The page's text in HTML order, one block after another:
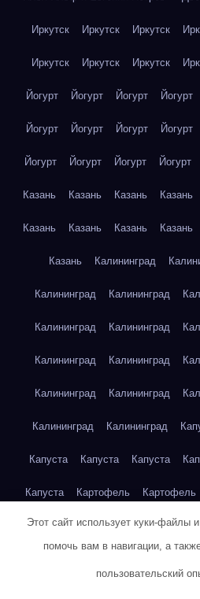
Иркутск Иркутск Иркутск
Иркутск Иркутск Иркутск
Йогурт Йогурт Йогурт Йогурт
Йогурт Йогурт Йогурт Йогурт
Йогурт Йогурт Йогурт Йогурт
Казань Казань Казань Казань
Казань Казань Казань Казань
Казань Калининград
Калининград Калининград
Калининград Калининград
Калининград Калининград
Калининград Калининград
Калининград Калининград
Капуста Капуста Капуста
Капуста Картофель Картофель
Картофель Картофель
Этот сайт использует куки-файлы
помочь вам в навигации, а
пользовательский